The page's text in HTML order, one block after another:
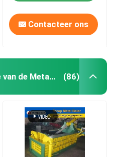
Contacteer ons
De hydraulische Machine van de Metaalpers (86)